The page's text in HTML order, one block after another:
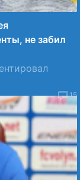
не забил
15